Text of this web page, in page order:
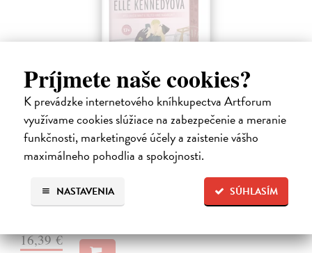
Príjmete naše cookies?
K prevádzke internetového kníhkupectva Artforum
využívame cookies slúžiace na zabezpečenie a meranie
funkčnosti, marketingové účely a zaistenie vášho
maximálneho pohodlia a spokojnosti.
SÚHLASÍM
NASTAVENIA
Skóre
Allie Hayesová prežíva krízu. Blížia sa promócie a ona stále netuší, čo
bude robiť po vysokej.
16,39 €